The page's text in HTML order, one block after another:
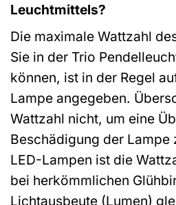
Leuchtmittels?
Die maximale Wattzahl
Sie in der Trio
können, ist in der Regel
Lampe angegeben.
Wattzahl nicht, um eine
Beschädigung der Lampe
LED-Lampen ist die
bei herkömmlichen
Lichtausbeute (Lumen)